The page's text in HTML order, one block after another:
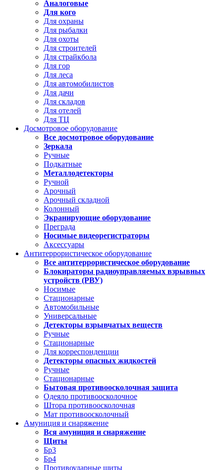
Аналоговые
Для кого
Для охраны
Для рыбалки
Для охоты
Для строителей
Для страйкбола
Для гор
Для леса
Для автомобилистов
Для дачи
Для складов
Для отелей
Для ТЦ
Досмотровое оборудование
Все досмотровое оборудование
Зеркала
Ручные
Подкатные
Металлодетекторы
Ручной
Арочный
Арочный складной
Колонный
Экранирующие оборудование
Преграда
Носимые видеорегистраторы
Аксессуары
Антитеррористическое оборудование
Все антитеррористическое оборудование
Блокираторы радиоуправляемых взрывных
устройств (РВУ)
Носимые
Стационарные
Автомобильные
Универсальные
Детекторы взрывчатых веществ
Ручные
Стационарные
Для корреспонденции
Детекторы опасных жидкостей
Ручные
Стационарные
Бытовая противоосколочная защита
Одеяло противоосколочное
Штора противоосколочная
Мат противоосколочный
Амуниция и снаряжение
Вся амуниция и снаряжение
Щиты
Бр3
Бр4
Противоударные щиты